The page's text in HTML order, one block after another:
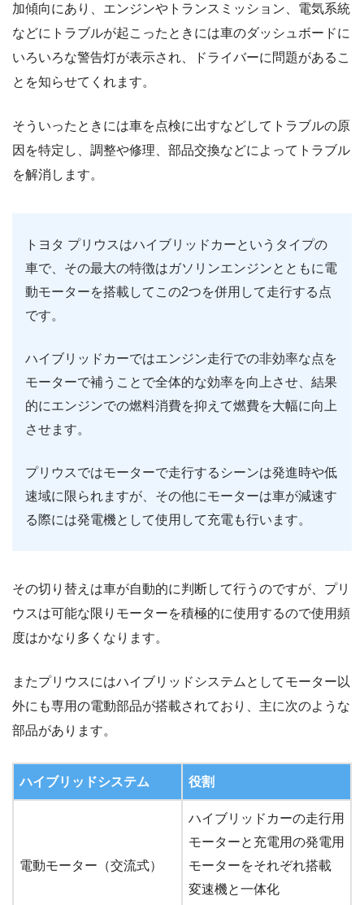
加傾向にあり、エンジンやトランスミッション、電気系統
などにトラブルが起こったときには車のダッシュボードに
いろいろな警告灯が表示され、ドライバーに問題があるこ
とを知らせてくれます。
そういったときには車を点検に出すなどしてトラブルの原
因を特定し、調整や修理、部品交換などによってトラブル
を解消します。
トヨタ プリウスはハイブリッドカーというタイプの
車で、その最大の特徴はガソリンエンジンとともに電
動モーターを搭載してこの2つを併用して走行する点
です。
ハイブリッドカーではエンジン走行での非効率な点を
モーターで補うことで全体的な効率を向上させ、結果
的にエンジンでの燃料消費を抑えて燃費を大幅に向上
させます。
プリウスではモーターで走行するシーンは発進時や低
速域に限られますが、その他にモーターは車が減速す
る際には発電機として使用して充電も行います。
その切り替えは車が自動的に判断して行うのですが、プリ
ウスは可能な限りモーターを積極的に使用するので使用頻
度はかなり多くなります。
またプリウスにはハイブリッドシステムとしてモーター以
外にも専用の電動部品が搭載されており、主に次のような
部品があります。
ハイブリッドシステム 役割
電動モーター（交流式）
ハイブリッドカーの走行用
モーターと充電用の発電用
モーターをそれぞれ搭載
変速機と一体化